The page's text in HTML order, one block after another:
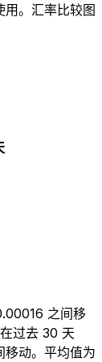
。汇率比较图
之间移
过去 30 天
动。平均值为